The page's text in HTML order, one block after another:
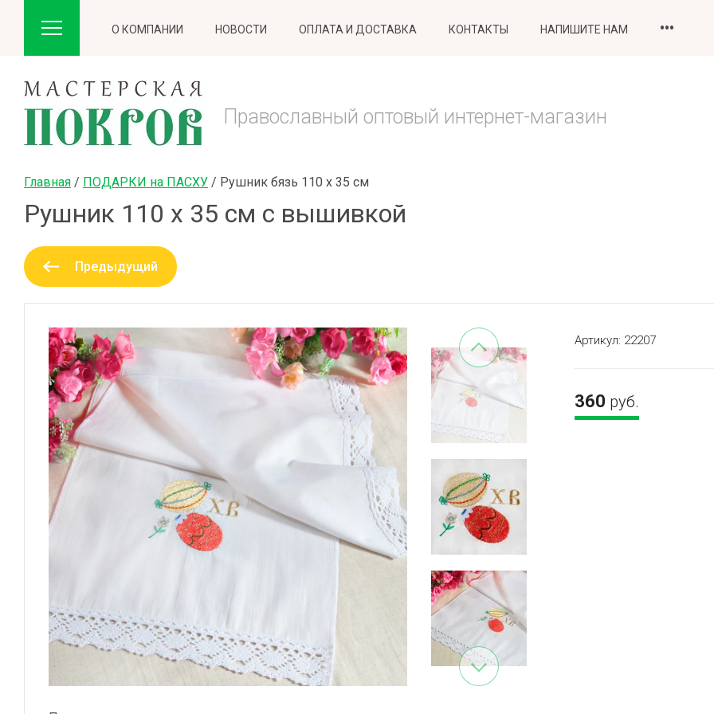
О КОМПАНИИ НОВОСТИ ОПЛАТА И ДОСТАВКА КОНТАКТЫ НАПИШИТЕ НАМ •••
Православный оптовый интернет-магазин
Главная / ПОДАРКИ на ПАСХУ / Рушник бязь 110 х 35 см
Рушник 110 х 35 см с вышивкой
Предыдущий
Артикул: 22207
360 руб.